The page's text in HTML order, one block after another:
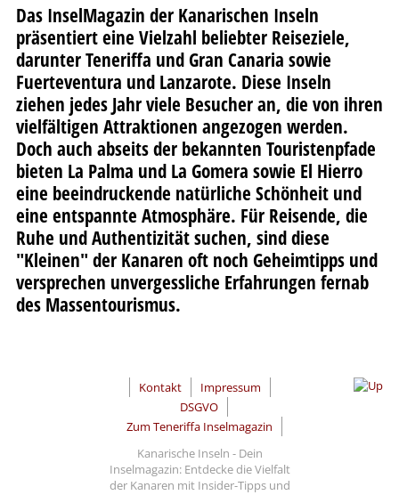
Das InselMagazin der Kanarischen Inseln
präsentiert eine Vielzahl beliebter Reiseziele,
darunter Teneriffa und Gran Canaria sowie
Fuerteventura und Lanzarote. Diese Inseln
ziehen jedes Jahr viele Besucher an, die von ihren
vielfältigen Attraktionen angezogen werden.
Doch auch abseits der bekannten Touristenpfade
bieten La Palma und La Gomera sowie El Hierro
eine beeindruckende natürliche Schönheit und
eine entspannte Atmosphäre. Für Reisende, die
Ruhe und Authentizität suchen, sind diese
"Kleinen" der Kanaren oft noch Geheimtipps und
versprechen unvergessliche Erfahrungen fernab
des Massentourismus.
Kontakt
Impressum
DSGVO
Zum Teneriffa Inselmagazin
Kanarische Inseln - Dein
Inselmagazin: Entdecke die Vielfalt
der Kanaren mit Insider-Tipps und